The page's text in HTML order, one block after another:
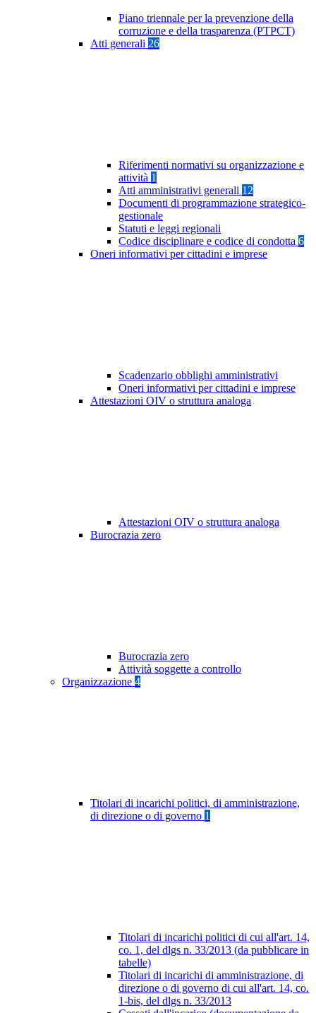
Piano triennale per la prevenzione della
corruzione e della trasparenza (PTPCT)
Atti generali 26
Riferimenti normativi su organizzazione e
attività 1
Atti amministrativi generali 12
Documenti di programmazione strategico-
gestionale
Statuti e leggi regionali
Codice disciplinare e codice di condotta 6
Oneri informativi per cittadini e imprese
Scadenzario obblighi amministrativi
Oneri informativi per cittadini e imprese
Attestazioni OIV o struttura analoga
Attestazioni OIV o struttura analoga
Burocrazia zero
Burocrazia zero
Attività soggette a controllo
Organizzazione 4
Titolari di incarichi politici, di amministrazione,
di direzione o di governo 1
Titolari di incarichi politici di cui all'art. 14,
co. 1, del dlgs n. 33/2013 (da pubblicare in
tabelle)
Titolari di incarichi di amministrazione, di
direzione o di governo di cui all'art. 14, co.
1-bis, del dlgs n. 33/2013